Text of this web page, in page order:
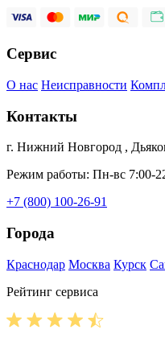
Сервис
О нас Неисправности
Контакты
г. Нижний Новгород ,
Режим работы: Пн-вс 7:00-
+7 (800) 100-26-91
Города
Краснодар Москва Курск
Рейтинг сервиса